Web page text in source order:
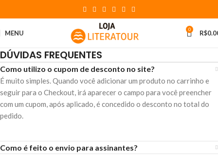
MENU 0 R$
DÚVIDAS FREQUENTES
Como utilizo o cupom de desconto no site?
É muito simples. Quando você adicionar um produto no carrinho e
seguir para o Checkout, irá aparecer o campo para você preencher
com um cupom, após aplicado, é concedido o desconto no total do
pedido.
Como é feito o envio para assinantes?